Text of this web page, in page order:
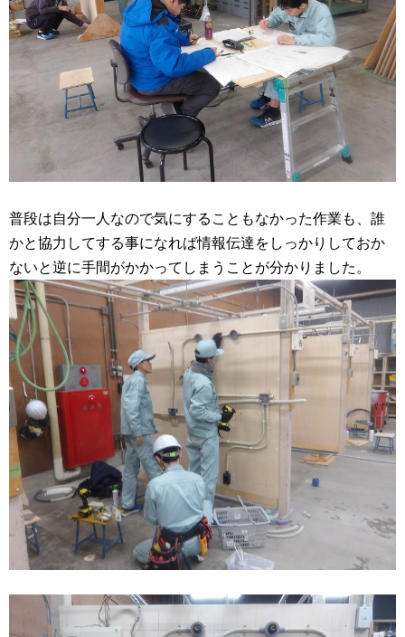
普段は自分一人なので気にすることもなかった作業も、誰
かと協力してする事になれば情報伝達をしっかりしておか
ないと逆に手間がかかってしまうことが分かりました。